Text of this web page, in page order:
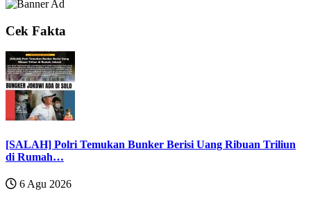
Cek Fakta
[SALAH] Polri Temukan Bunker Berisi Uang Ribuan Triliun
di Rumah…
6 Agu 2026